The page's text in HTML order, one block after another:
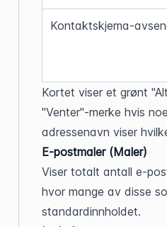
Kontaktskjema-
Kortet viser et grønt
"Venter"-merke hvis
adressenavn viser
E-postmaler (Maler)
Viser totalt antall e-
hvor mange av disse
standardinnholdet.